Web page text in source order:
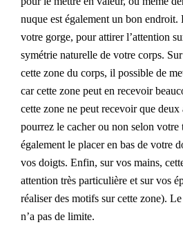
nuque est également un bon endroit.
votre gorge, pour attirer l’attention
symétrie naturelle de votre corps.
cette zone du corps, il possible de
car cette zone peut en recevoir
cette zone ne peut recevoir que
pourrez le cacher ou non selon votre
également le placer en bas de votre
vos doigts. Enfin, sur vos mains,
attention très particulière et sur vos
réaliser des motifs sur cette zone).
n’a pas de limite.